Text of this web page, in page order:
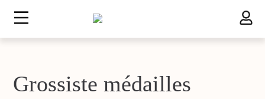
Grossiste médailles